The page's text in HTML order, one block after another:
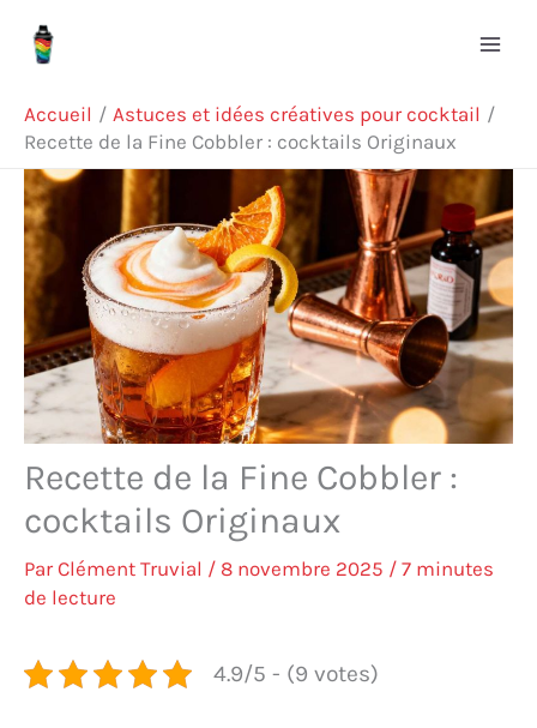
Accueil
Astuces et idées créatives pour cocktail
Recette de la Fine Cobbler : cocktails Originaux
Recette de la Fine Cobbler :
cocktails Originaux
Par Clément Truvial / 8 novembre 2025 / 7 minutes
de lecture
4.9/5 - (9 votes)
h
e
r
c
h
e
r